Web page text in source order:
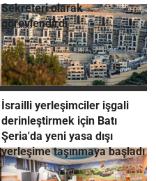
Sekreteri olarak
görevlendirdi
İsrailli yerleşimciler işgali
derinleştirmek için Batı
Şeria'da yeni yasa dışı
yerleşime taşınmaya başladı